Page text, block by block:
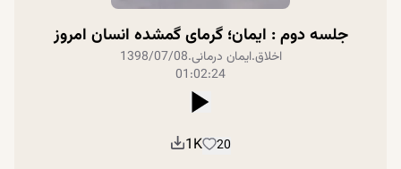
جلسه دوم : ایمان؛ گرمای گمشده انسان امروز
اخلاق.ایمان درمانی.
1398/07/08
01:02:24
20
1K